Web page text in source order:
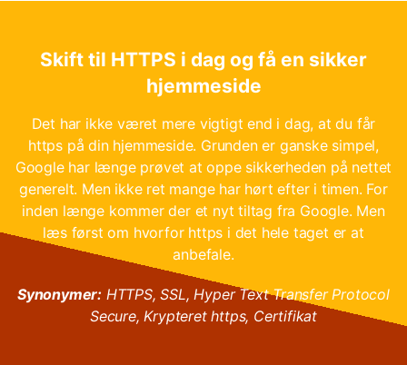
indholdSkift til HTTPS i dag og få en sikker
hjemmeside
Det har ikke været mere vigtigt end i dag, at du får
https på din hjemmeside. Grunden er ganske simpel,
Google har længe prøvet at oppe sikkerheden på nettet
generelt. Men ikke ret mange har hørt efter i timen. For
inden længe kommer der et nyt tiltag fra Google. Men
læs først om hvorfor https i det hele taget er at
anbefale.
Synonymer: HTTPS, SSL, Hyper Text Transfer Protocol
Secure, Krypteret https, Certifikat